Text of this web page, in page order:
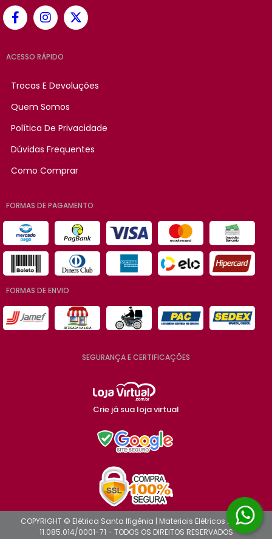
ACESSO RÁPIDO
Trocas E Devoluções
Quem Somos
Política De Privacidade
Dúvidas Frequentes
Como Comprar
FORMAS DE PAGAMENTO
FORMAS DE ENVIO
SEGURANÇA E CERTIFICAÇÕES
Crie já sua loja virtual
COPYRIGHT © Elétrica Santa Ifigênia | Materiais Elétricos 2026 -
11.085.014/0001-71 - TODOS OS DIREITOS RESERVADOS